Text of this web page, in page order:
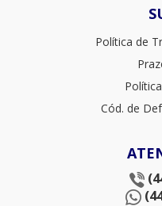
Política de
Cód. de